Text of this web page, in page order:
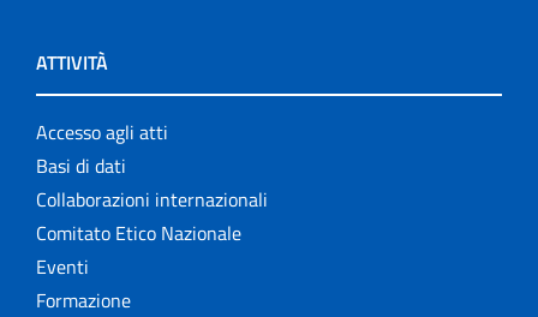
ATTIVITÀ
Accesso agli atti
Basi di dati
Collaborazioni internazionali
Comitato Etico Nazionale
Eventi
Formazione